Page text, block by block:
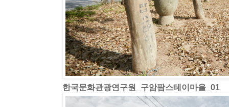
한국문화관광연구원_구암팜스테이마을_01